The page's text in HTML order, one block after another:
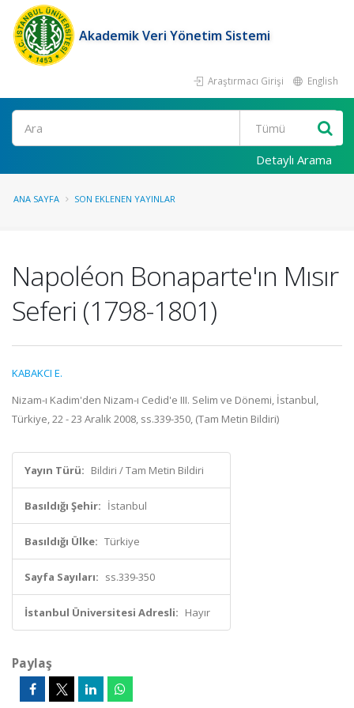
Akademik Veri Yönetim Sistemi
Araştırmacı Girişi English
Ara
Detaylı Arama
ANA SAYFA SON EKLENEN YAYINLAR
Napoléon Bonaparte'ın Mısır
Seferi (1798-1801)
KABAKCI E.
Nizam-ı Kadim'den Nizam-ı Cedid'e III. Selim ve Dönemi, İstanbul,
Türkiye, 22 - 23 Aralık 2008, ss.339-350, (Tam Metin Bildiri)
Yayın Türü: Bildiri / Tam Metin Bildiri
Basıldığı Şehir: İstanbul
Basıldığı Ülke: Türkiye
Sayfa Sayıları: ss.339-350
İstanbul Üniversitesi Adresli: Hayır
Paylaş